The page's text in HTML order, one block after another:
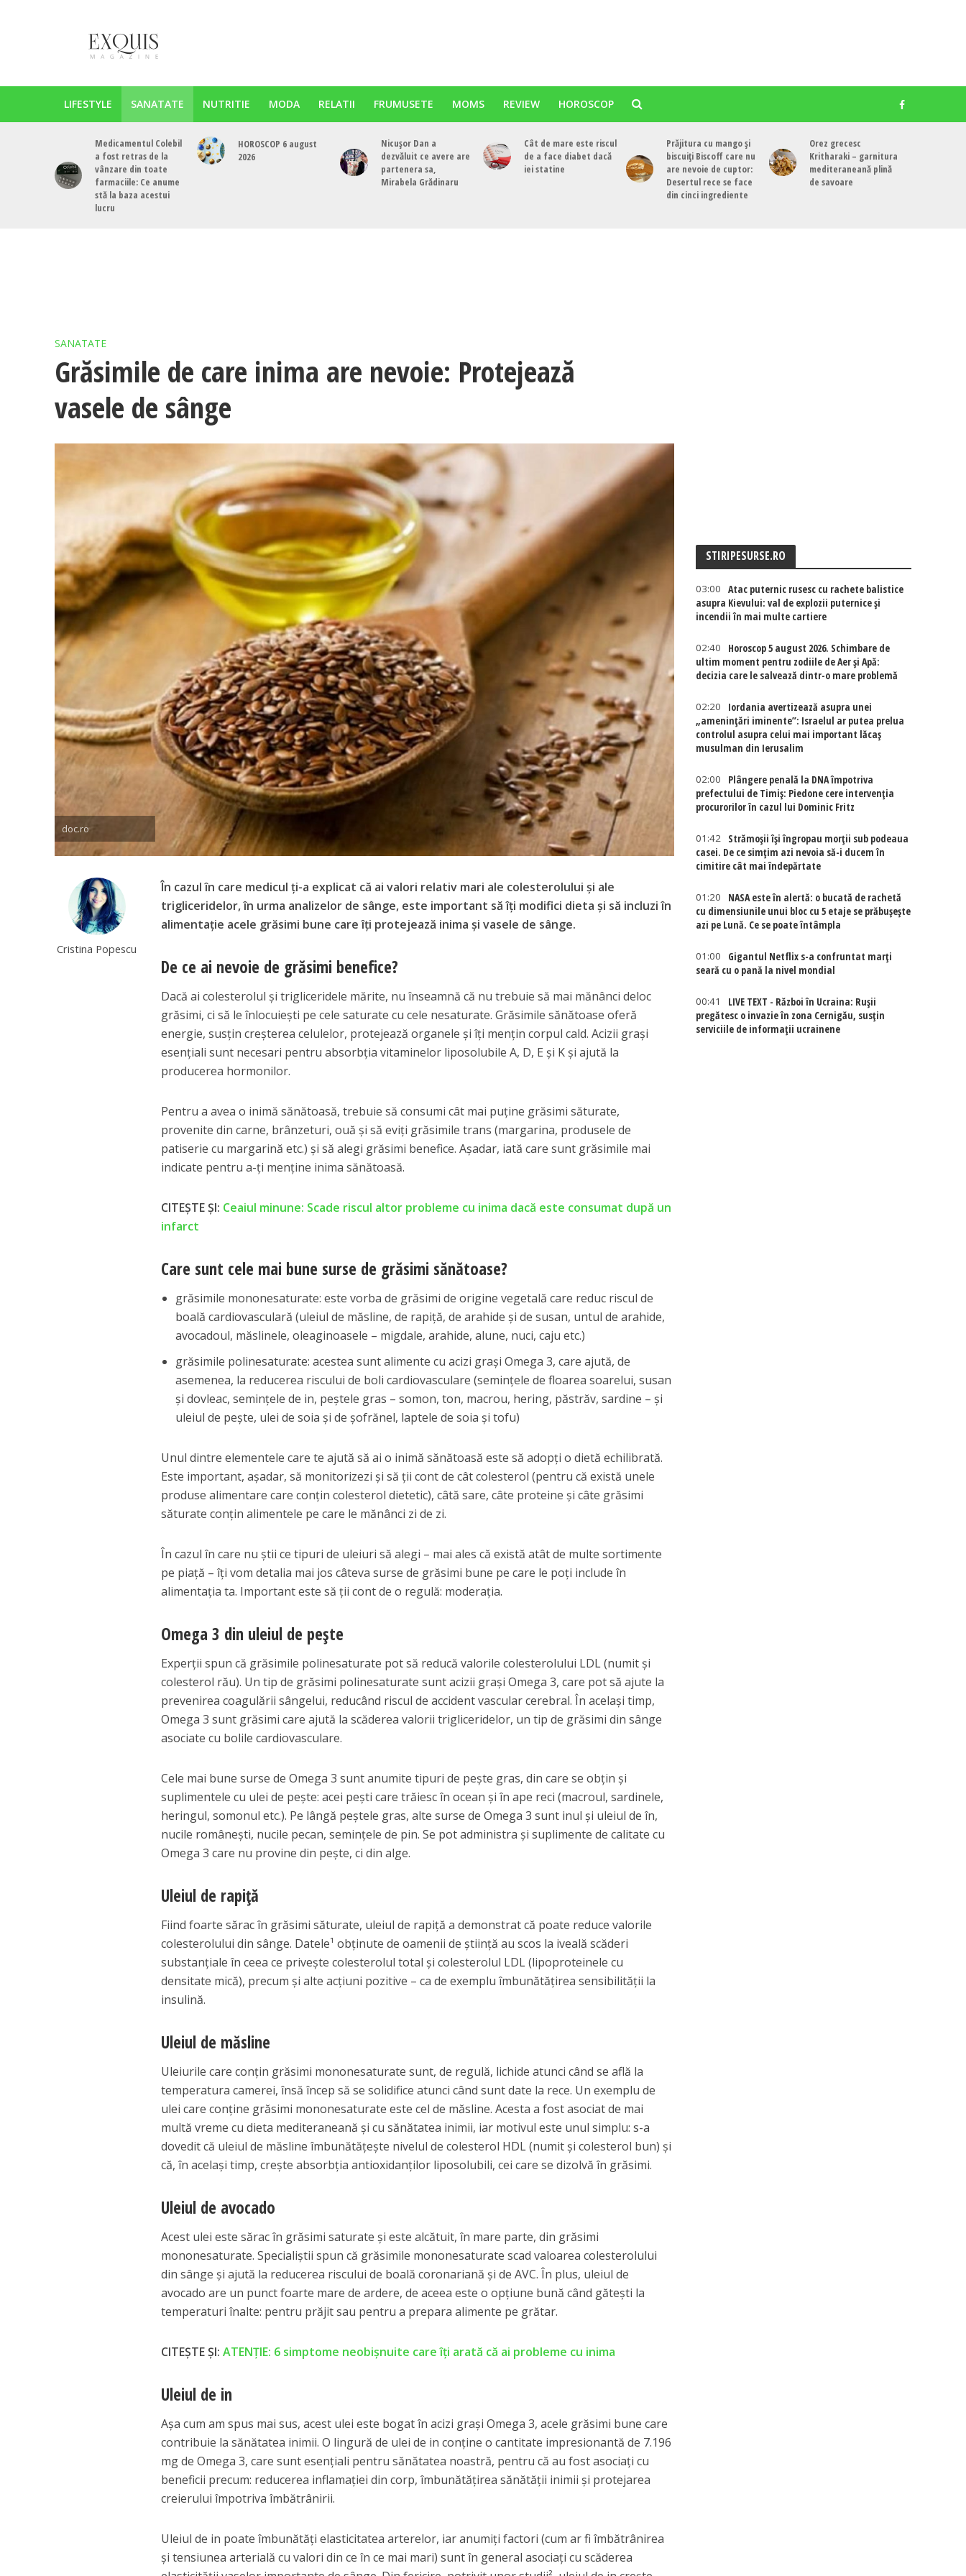
LIFESTYLE SANATATE NUTRITIE MODA RELATII FRUMUSETE MOMS REVIEW HOROSCOP
Medicamentul Colebil
a fost retras de la
vânzare din toate
farmaciile: Ce anume
stă la baza acestui
lucru
HOROSCOP 6 august
2026
Nicușor Dan a
dezvăluit ce avere are
partenera sa,
Mirabela Grădinaru
Cât de mare este riscul
de a face diabet dacă
iei statine
Prăjitura cu mango și
biscuiți Biscoff care nu
are nevoie de cuptor:
Desertul rece se face
din cinci ingrediente
Orez grecesc
Kritharaki – garnitura
mediteraneană plină
de savoare
SANATATE
Grăsimile de care inima are nevoie: Protejează
vasele de sânge
doc.ro
Cristina Popescu
În cazul în care medicul ți-a explicat că ai valori relativ mari ale colesterolului și ale
trigliceridelor, în urma analizelor de sânge, este important să îți modifici dieta și să incluzi în
alimentație acele grăsimi bune care îți protejează inima și vasele de sânge.
De ce ai nevoie de grăsimi benefice?
Dacă ai colesterolul și trigliceridele mărite, nu înseamnă că nu trebuie să mai mănânci deloc
grăsimi, ci să le înlocuiești pe cele saturate cu cele nesaturate. Grăsimile sănătoase oferă
energie, susțin creșterea celulelor, protejează organele și îți mențin corpul cald. Acizii grași
esențiali sunt necesari pentru absorbția vitaminelor liposolubile A, D, E și K și ajută la
producerea hormonilor.
Pentru a avea o inimă sănătoasă, trebuie să consumi cât mai puține grăsimi săturate,
provenite din carne, brânzeturi, ouă și să eviți grăsimile trans (margarina, produsele de
patiserie cu margarină etc.) și să alegi grăsimi benefice. Așadar, iată care sunt grăsimile mai
indicate pentru a-ți menține inima sănătoasă.
CITEȘTE ȘI: Ceaiul minune: Scade riscul altor probleme cu inima dacă este consumat după un
infarct
Care sunt cele mai bune surse de grăsimi sănătoase?
grăsimile mononesaturate: este vorba de grăsimi de origine vegetală care reduc riscul de
boală cardiovasculară (uleiul de măsline, de rapiță, de arahide și de susan, untul de arahide,
avocadoul, măslinele, oleaginoasele – migdale, arahide, alune, nuci, caju etc.)
grăsimile polinesaturate: acestea sunt alimente cu acizi grași Omega 3, care ajută, de
asemenea, la reducerea riscului de boli cardiovasculare (semințele de floarea soarelui, susan
și dovleac, semințele de in, peștele gras – somon, ton, macrou, hering, păstrăv, sardine – și
uleiul de pește, ulei de soia și de șofrănel, laptele de soia și tofu)
Unul dintre elementele care te ajută să ai o inimă sănătoasă este să adopți o dietă echilibrată.
Este important, așadar, să monitorizezi și să ții cont de cât colesterol (pentru că există unele
produse alimentare care conțin colesterol dietetic), câtă sare, câte proteine și câte grăsimi
săturate conțin alimentele pe care le mănânci zi de zi.
În cazul în care nu știi ce tipuri de uleiuri să alegi – mai ales că există atât de multe sortimente
pe piață – îți vom detalia mai jos câteva surse de grăsimi bune pe care le poți include în
alimentația ta. Important este să ții cont de o regulă: moderația.
Omega 3 din uleiul de pește
Experții spun că grăsimile polinesaturate pot să reducă valorile colesterolului LDL (numit și
colesterol rău). Un tip de grăsimi polinesaturate sunt acizii grași Omega 3, care pot să ajute la
prevenirea coagulării sângelui, reducând riscul de accident vascular cerebral. În același timp,
Omega 3 sunt grăsimi care ajută la scăderea valorii trigliceridelor, un tip de grăsimi din sânge
asociate cu bolile cardiovasculare.
Cele mai bune surse de Omega 3 sunt anumite tipuri de pește gras, din care se obțin și
suplimentele cu ulei de pește: acei pești care trăiesc în ocean și în ape reci (macroul, sardinele,
heringul, somonul etc.). Pe lângă peștele gras, alte surse de Omega 3 sunt inul și uleiul de în,
nucile românești, nucile pecan, semințele de pin. Se pot administra și suplimente de calitate cu
Omega 3 care nu provine din pește, ci din alge.
Uleiul de rapiță
Fiind foarte sărac în grăsimi săturate, uleiul de rapiță a demonstrat că poate reduce valorile
colesterolului din sânge. Datele¹ obținute de oamenii de știință au scos la iveală scăderi
substanțiale în ceea ce privește colesterolul total și colesterolul LDL (lipoproteinele cu
densitate mică), precum și alte acțiuni pozitive – ca de exemplu îmbunătățirea sensibilității la
insulină.
Uleiul de măsline
Uleiurile care conțin grăsimi mononesaturate sunt, de regulă, lichide atunci când se află la
temperatura camerei, însă încep să se solidifice atunci când sunt date la rece. Un exemplu de
ulei care conține grăsimi mononesaturate este cel de măsline. Acesta a fost asociat de mai
multă vreme cu dieta mediteraneană și cu sănătatea inimii, iar motivul este unul simplu: s-a
dovedit că uleiul de măsline îmbunătățește nivelul de colesterol HDL (numit și colesterol bun) și
că, în același timp, crește absorbția antioxidanților liposolubili, cei care se dizolvă în grăsimi.
Uleiul de avocado
Acest ulei este sărac în grăsimi saturate și este alcătuit, în mare parte, din grăsimi
mononesaturate. Specialiștii spun că grăsimile mononesaturate scad valoarea colesterolului
din sânge și ajută la reducerea riscului de boală coronariană și de AVC. În plus, uleiul de
avocado are un punct foarte mare de ardere, de aceea este o opțiune bună când gătești la
temperaturi înalte: pentru prăjit sau pentru a prepara alimente pe grătar.
CITEȘTE ȘI:ATENȚIE: 6 simptome neobișnuite care îți arată că ai probleme cu inima
Uleiul de in
Așa cum am spus mai sus, acest ulei este bogat în acizi grași Omega 3, acele grăsimi bune care
contribuie la sănătatea inimii. O lingură de ulei de in conține o cantitate impresionantă de 7.196
mg de Omega 3, care sunt esențiali pentru sănătatea noastră, pentru că au fost asociați cu
beneficii precum: reducerea inflamației din corp, îmbunătățirea sănătății inimii și protejarea
creierului împotriva îmbătrânirii.
Uleiul de in poate îmbunătăți elasticitatea arterelor, iar anumiți factori (cum ar fi îmbătrânirea
și tensiunea arterială cu valori din ce în ce mai mari) sunt în general asociați cu scăderea
STIRIPESURSE.RO
03:00
Atac puternic rusesc cu rachete balistice
asupra Kievului: val de explozii puternice și
incendii în mai multe cartiere
02:40
Horoscop 5 august 2026. Schimbare de
ultim moment pentru zodiile de Aer și Apă:
decizia care le salvează dintr-o mare problemă
02:20
Iordania avertizează asupra unei
„amenințări iminente”: Israelul ar putea prelua
controlul asupra celui mai important lăcaș
musulman din Ierusalim
02:00
Plângere penală la DNA împotriva
prefectului de Timiș: Piedone cere intervenția
procurorilor în cazul lui Dominic Fritz
01:42
Strămoșii își îngropau morții sub podeaua
casei. De ce simțim azi nevoia să-i ducem în
cimitire cât mai îndepărtate
01:20
NASA este în alertă: o bucată de rachetă
cu dimensiunile unui bloc cu 5 etaje se prăbușește
azi pe Lună. Ce se poate întâmpla
01:00
Gigantul Netflix s-a confruntat marţi
seară cu o pană la nivel mondial
00:41
LIVE TEXT - Război în Ucraina: Rușii
pregătesc o invazie în zona Cernigău, susțin
serviciile de informații ucrainene